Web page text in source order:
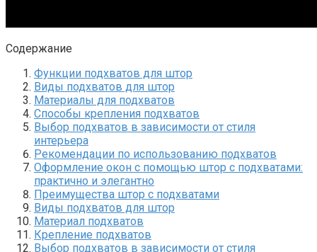
Содержание
Функции подхватов для штор
Виды подхватов для штор
Материалы для подхватов
Способы крепления подхватов
Выбор подхватов в зависимости от стиля
интерьера
Рекомендации по использованию подхватов
Оформление окон с помощью штор с подхватами:
практично и элегантно
Преимущества штор с подхватами
Виды подхватов для штор
Материал подхватов
Крепление подхватов
Выбор подхватов в зависимости от стиля